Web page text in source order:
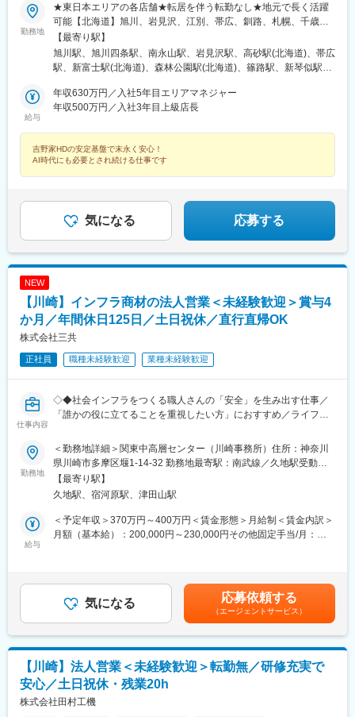
海道本線)、元町駅(兵庫県)、札幌駅、名鉄名古屋駅、栄駅(愛知
県)、梅田駅(地下鉄)、なんば駅(地下鉄)、天王寺駅、新大阪駅、京
橋駅(大阪府)、奈良駅、近鉄奈良駅、大和西大寺駅、王寺駅、和歌
山駅、和歌山市駅、東比恵駅、新富町駅(東京都)、九段下駅、日本
橋駅(東京都)、汐留駅、銀座駅、外苑前駅、新宿駅、新宿御苑前
駅、神泉駅、平和台駅(東京都)、西葛西駅、立川駅、吉祥寺駅、セ
ンター南駅、青葉台駅、鶴見駅、浅野駅、鈴木町駅、浜川崎駅、
駅、南越谷駅、小路駅、千里中央駅(北大阪急行)、妙国寺前駅、高
速神戸駅、旧居留地・大丸前駅、さっぽろ駅、近鉄名古屋駅、大
須観音駅、大阪梅田駅(阪急線)、大阪難波駅、大阪阿部野橋駅、西
中島南方駅、新王寺駅、田中口駅、銀座一丁目駅、水道橋駅、神
ロ)、東新宿駅、東京ビッグサイト駅、青物横丁駅、大森駅(東京
都)、立川南駅、武蔵白石駅、白木原駅、市川真間駅、鬼越駅、蒲
生駅、大小路駅、県庁前駅(兵庫県)、北１２条駅、大阪梅田駅(阪
神線)、なんば駅(南海線)、天王寺駅前駅、南方駅(大阪府)
勤務地
★東日本エリアの各店舗★転居を伴う転勤なし★地元で長く活躍
可能【北海道】旭川、岩見沢、江別、帯広、釧路、札幌、千歳、
苫小牧、函館 等【青森県】青森、五所川原、八戸、弘前、三沢
【岩手県】一関、奥州、北上、花巻、盛岡【宮城県】仙台、石
巻、岩沼、大崎、気仙沼、塩竈、白石 等【秋田県】秋田、大館、
県】会津若松、いわき、郡山、須賀川、二本松、福島、本宮 等
【東京都】東京23区【千葉県】千葉、船橋、市川、習志野、松
県】鴻巣、熊谷、秩父、深谷、蓮田、さいたま、所沢、深谷、川
口、川越、越谷、久喜、春日部、戸田、新座、朝霞、和光、草加
【神奈川県】横浜、川崎、相模原、厚木、座間、鎌倉、藤沢 等
【群馬県】太田、高崎、前橋【栃木県】宇都宮、佐野、足利、大
みらい、土浦 等※配属後、店舗配置転換の可能性あり※U・Iターン
歓迎■受動喫煙対策有
【最寄り駅】
旭川駅、旭川四条駅、南永山駅、岩見沢駅、高砂駅(北海道)、帯広
駅、新富士駅(北海道)、森林公園駅(北海道)、篠路駅、新琴似駅、
駅、西１１丁目駅、桑園駅、稲積公園駅、美園駅、発寒南駅、環
状通東駅、元町駅(北海道)、自衛隊前駅、新千歳空港駅(鉄道)、千
公園前駅(青森県)、中央弘前駅、三沢駅(青森県)、一ノ関駅、水沢
駅、村崎野駅、花巻駅、青山駅(岩手県)、前潟駅、盛岡駅、仙北町
駅、旭ケ丘駅(宮城県)、仙台駅(地下鉄)、東北福祉大前駅、泉中央
駅、黒松駅(宮城県)、長町南駅、富沢駅、仙台駅、陸前高砂駅、小
鶴新田駅、荒井駅(宮城県)、薬師堂駅(宮城県)、河原町駅(宮城
県)、多賀城駅、新田駅(宮城県)、南仙台駅、岩切駅、羽後牛島
駅、秋田駅、土崎駅、大館駅、能代駅、羽後本荘駅、横手駅、東
駅、七日町駅、いわき駅、湯本駅、郡山富田駅、安積永盛駅、郡
山駅(福島県)、須賀川駅、相馬駅、伊達駅、新白河駅、安達駅、曽
根田駅、南福島駅、笹木野駅、本宮駅(福島県)、新宿駅、新宿駅
(東京メトロ)、池袋駅、渋谷駅、上野駅、品川駅、新橋駅、有楽町
駅、秋葉原駅、北千住駅、立川駅、吉祥寺駅、恵比寿駅、原宿
駅、高田馬場駅、新大久保駅、自由が丘駅、中野駅(東京都)、錦糸
町駅、五反田駅、蒲田駅、目黒駅、新宿三丁目駅、都庁前駅、新
宿御苑前駅、西新宿駅、豊洲駅、町田駅、調布駅、三軒茶屋駅、
浅草駅、四ツ谷駅、御茶ノ水駅、神田駅(東京都)、大門駅(東京
小学校前駅、王子駅、大崎駅、大井町駅、青山一丁目駅、神谷町
駅、国会議事堂前駅、桜田門駅、茅場町駅、小伝馬町駅、八丁堀
駅(東京都)、東銀座駅、笹塚駅、幡ケ谷駅、高円寺駅、南阿佐ケ谷
駅、西荻窪駅、明大前駅、経堂駅、国分寺駅、小岩駅、新小岩
(神奈川県)、綱島駅、藤沢駅、京急川崎駅、海老名駅(相鉄・小田
急)、中央林間駅、元住吉駅、向ケ丘遊園駅、登戸駅、センター南
ケ丘駅、尻手駅、矢向駅、武蔵中原駅、西谷駅、三ツ沢上町駅、
長津田駅、立場駅、根岸駅(神奈川県)、小田栄駅、宿河原駅、下永
谷駅、大宮駅(埼玉県)、浦和駅、川口駅、所沢駅、北浦和駅、武蔵
浦和駅、越谷駅、北越谷駅、せんげん台駅、獨協大学前駅、蕨
駅、朝霞台駅、志木駅、飯能駅、羽生駅、北与野駅、東大宮駅、
東浦和駅、一ノ割駅、南桜井駅、南鳩ケ谷駅、北戸田駅、和光市
駅、新田駅(埼玉県)、草加駅、新三郷駅、戸田駅(埼玉県)、戸田公
園駅、杉戸高野台駅、西所沢駅、新狭山駅、的場駅、京成西船
駅、京成船橋駅、船橋駅、松戸駅、浦安駅(千葉県)、流山おおたか
の森駅、千葉中央駅、稲毛駅、市川駅、八千代台駅、八千代緑が
給与
年収630万円／入社5年目エリアマネジャー
年収500万円／入社3年目上級店長
吉野家HDの安定基盤で末永く安心！
AI時代にも必要とされ続ける仕事です
気になる 応募する
NEW
【川崎】インフラ商材の法人営業＜未経験歓迎＞賞与4
か月／年間休日125日／土日祝休／直行直帰OK
株式会社三共
正社員 職種未経験歓迎 業種未経験歓迎
仕事内容
◇◆社会インフラをつくる職人さんの「安全」を生み出す仕事／
「誰かの役に立てることを重視したい方」におすすめ／ライフス
■働き方：
◇残業月平均25時間程／所定労働が7時間なので、8時間勤務の会
社の残業5時間と同じイメージです（月20日出勤で計算）。
◇年間休日125日／土日祝休みとプライベートも大切にできま
す。
◇移動は基本的に社用車を利用／直行直帰も可能な環境です。
うお仕事です。
お客様は住宅メーカー・工務店の社長や現場監督など。長くお付
き合いする取引先が多く、信頼関係を築く営業スタイルです。
（1）住宅メーカー・工務店への営業
既存のお客様へのフォローを中心に、新規のお客様への提案も行
います。
（2）見積作成・工事打ち合わせ
勤務地
＜勤務地詳細＞関東中高層センター（川崎事務所）住所：神奈川
県川崎市多摩区堰1-14-32 勤務地最寄駅：南武線／久地駅受動喫
煙対策：屋内全面禁煙変更の範囲：会社の定める事業所（リモー
トワーク含む）
【最寄り駅】
久地駅、宿河原駅、津田山駅
給与
＜予定年収＞370万円～400万円＜賃金形態＞月給制＜賃金内訳＞
月額（基本給）：200,000円～230,000円その他固定手当/月：
※近年実績4ヶ月分／評価・業績により変動■その他固定手当：職
務手当（3万円）■モデル年収：主任級：450万～580万課長級：
560万～780万賃金はあくまでも目安の金額であり、選考を通じて
上下する可能性があります。月給(月額)は固定手当を含めた表記で
す。
気になる 応募依頼する
（エージェントサービス）
【川崎】法人営業＜未経験歓迎＞転勤無／研修充実で
安心／土日祝休・残業20h
株式会社田村工機